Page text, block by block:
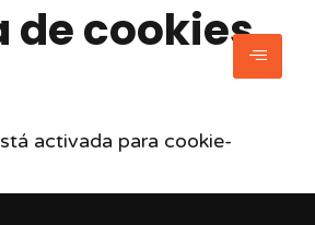
de cookies
activada para cookie-